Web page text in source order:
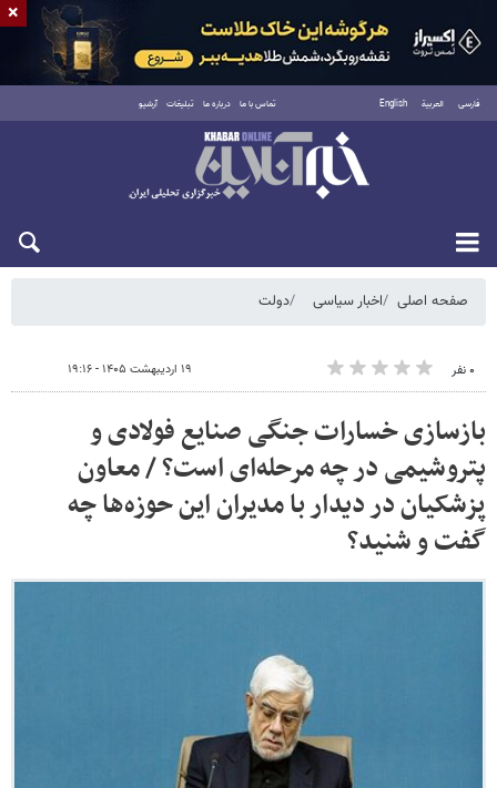
فارسی العربية English تماس با ما درباره ما تبلیغات آرشیو
شنبه ۱۷ مرداد ۱۴۰۵
صفحه اصلی اخبار سیاسی دولت
۰ نفر ۱۹ اردیبهشت ۱۴۰۵ - ۱۹:۱۶
بازسازی خسارات جنگی صنایع فولادی و
پتروشیمی در چه مرحله‌ای است؟ / معاون
پزشکیان در دیدار با مدیران این حوزه‌ها چه
گفت و شنید؟
×